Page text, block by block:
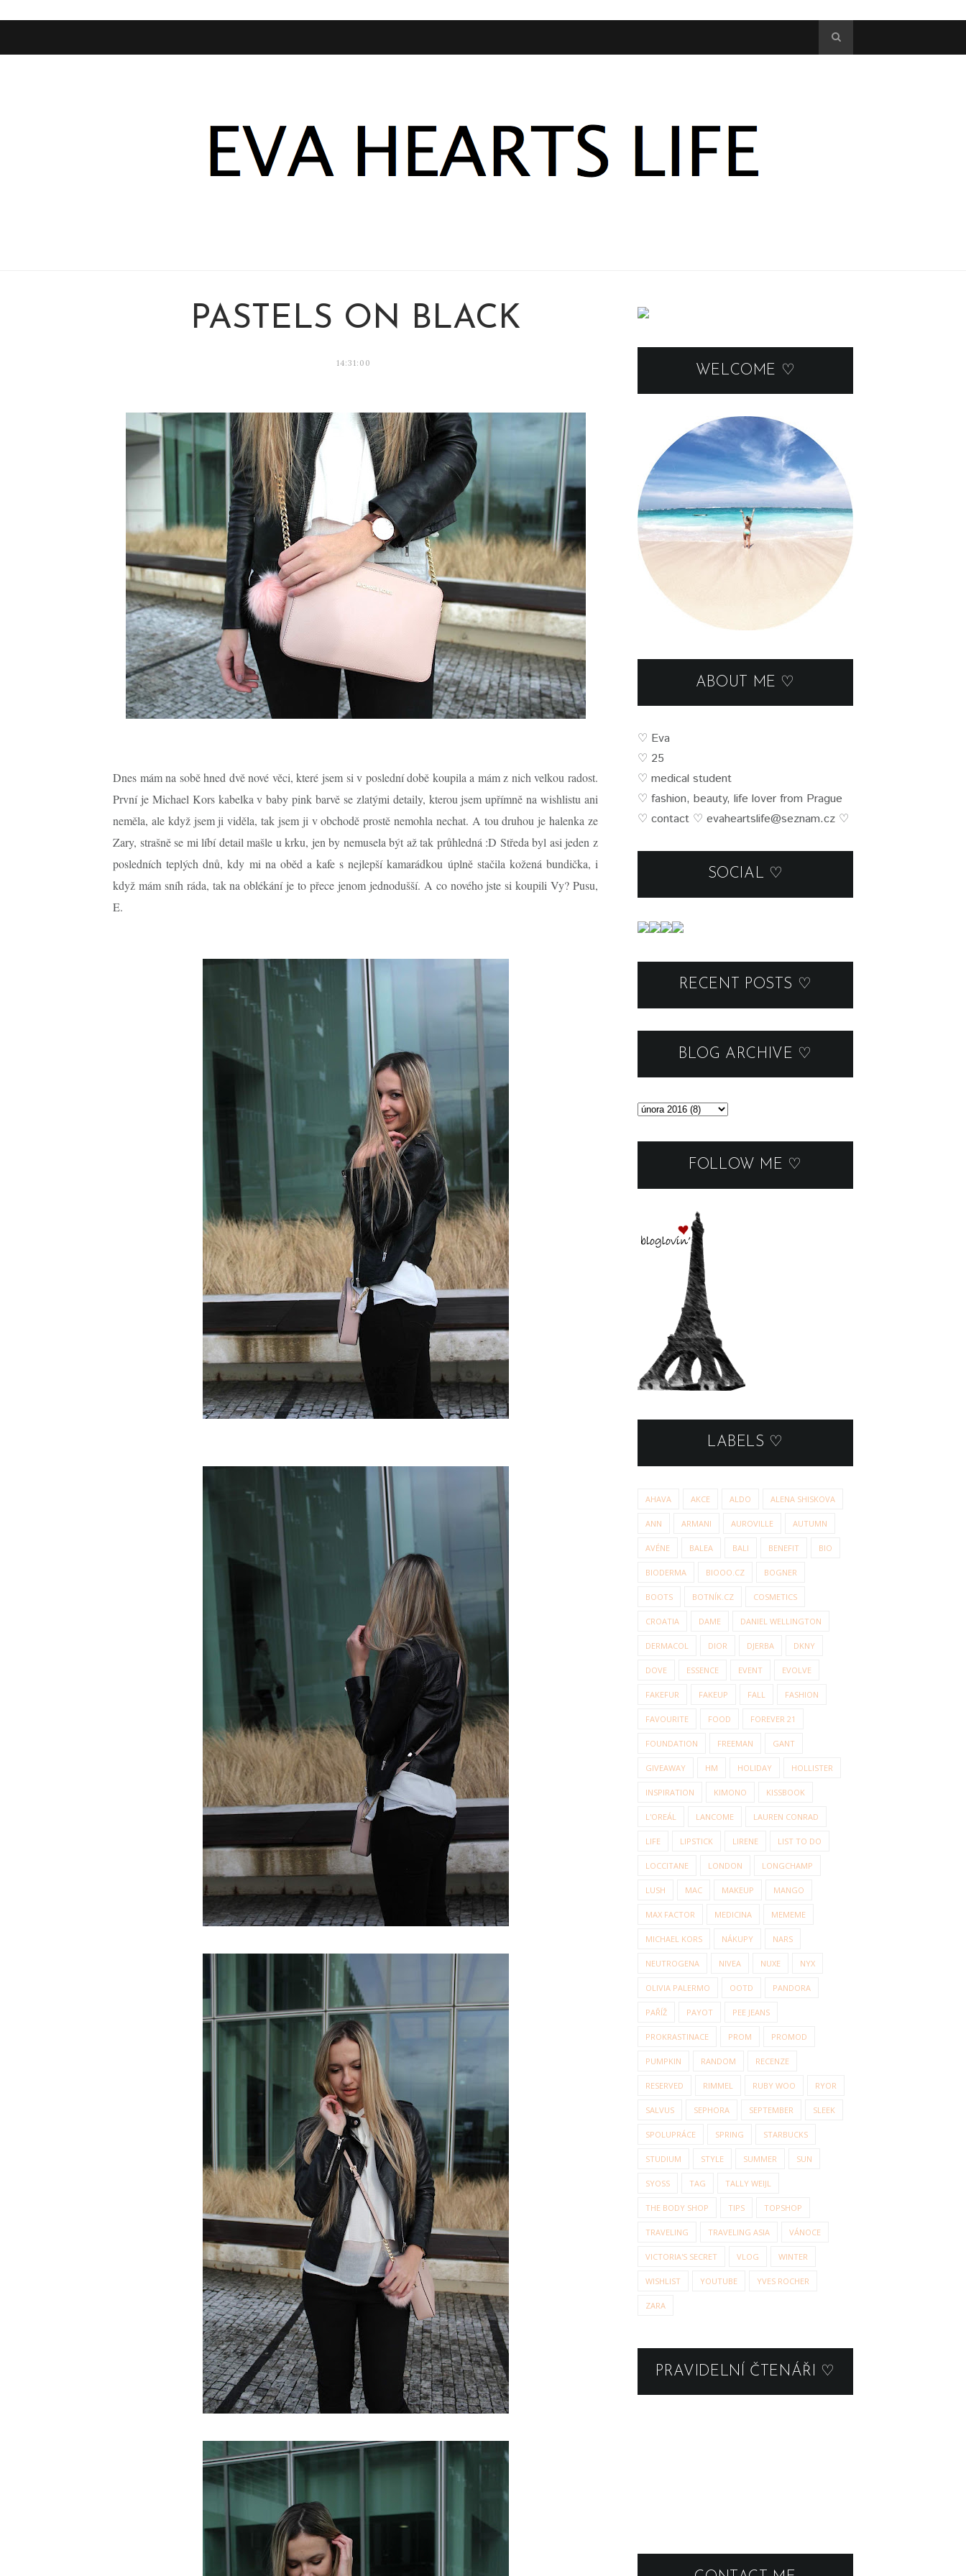
PASTELS ON BLACK
14:31:00
Dnes mám na sobě hned dvě nové věci, které jsem si v poslední době koupila a mám z nich velkou radost.
První je Michael Kors kabelka v baby pink barvě se zlatými detaily, kterou jsem upřímně na wishlistu ani
neměla, ale když jsem ji viděla, tak jsem ji v obchodě prostě nemohla nechat. A tou druhou je halenka ze
Zary, strašně se mi líbí detail mašle u krku, jen by nemusela být až tak průhledná :D Středa byl asi jeden z
posledních teplých dnů, kdy mi na oběd a kafe s nejlepší kamarádkou úplně stačila kožená bundička, i
když mám sníh ráda, tak na oblékání je to přece jenom jednodušší. A co nového jste si koupili Vy? Pusu,
E.
WELCOME ♡
ABOUT ME ♡
♡ Eva
♡ 25
♡ medical student
♡ fashion, beauty, life lover from Prague
♡ contact ♡ evaheartslife@seznam.cz ♡
SOCIAL ♡
RECENT POSTS ♡
BLOG ARCHIVE ♡
FOLLOW ME ♡
LABELS ♡
AHAVA AKCE ALDO ALENA SHISKOVA
ANN ARMANI AUROVILLE AUTUMN
AVÉNE BALEA BALI BENEFIT BIO
BIODERMA BIOOO.CZ BOGNER
BOOTS BOTNÍK.CZ COSMETICS
CROATIA DAME DANIEL WELLINGTON
DERMACOL DIOR DJERBA DKNY
DOVE ESSENCE EVENT EVOLVE
FAKEFUR FAKEUP FALL FASHION
FAVOURITE FOOD FOREVER 21
FOUNDATION FREEMAN GANT
GIVEAWAY HM HOLIDAY HOLLISTER
INSPIRATION KIMONO KISSBOOK
L'OREÁL LANCOME LAUREN CONRAD
LIFE LIPSTICK LIRENE LIST TO DO
LOCCITANE LONDON LONGCHAMP
LUSH MAC MAKEUP MANGO
MAX FACTOR MEDICINA MEMEME
MICHAEL KORS NÁKUPY NARS
NEUTROGENA NIVEA NUXE NYX
OLIVIA PALERMO OOTD PANDORA
PAŘÍŽ PAYOT PEE JEANS
PROKRASTINACE PROM PROMOD
PUMPKIN RANDOM RECENZE
RESERVED RIMMEL RUBY WOO RYOR
SALVUS SEPHORA SEPTEMBER SLEEK
SPOLUPRÁCE SPRING STARBUCKS
STUDIUM STYLE SUMMER SUN
SYOSS TAG TALLY WEIJL
THE BODY SHOP TIPS TOPSHOP
TRAVELING TRAVELING ASIA VÁNOCE
VICTORIA'S SECRET VLOG WINTER
WISHLIST YOUTUBE YVES ROCHER
ZARA
PRAVIDELNÍ ČTENÁŘI ♡